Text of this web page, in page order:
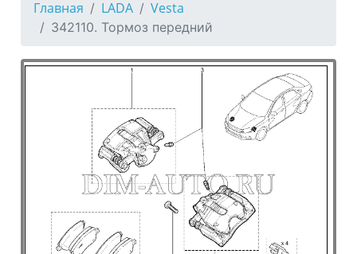
Главная LADA Vesta
342110. Тормоз передний